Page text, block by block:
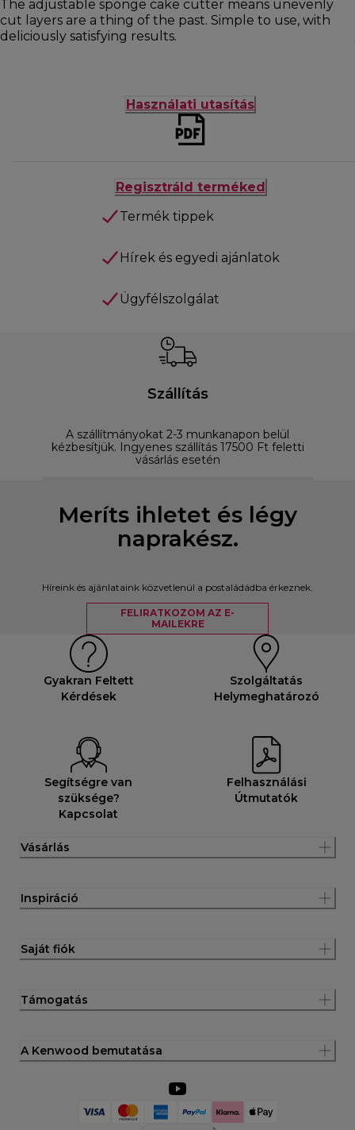
The adjustable sponge cake cutter means unevenly
cut layers are a thing of the past. Simple to use, with
deliciously satisfying results.
Használati utasítás
Regisztráld terméked
Termék tippek
Hírek és egyedi ajánlatok
Ügyfélszolgálat
Szállítás
A szállítmányokat 2-3 munkanapon belül
kézbesítjük. Ingyenes szállítás 17500 Ft feletti
vásárlás esetén
Meríts ihletet és légy
naprakész.
Híreink és ajánlataink közvetlenül a postaládádba érkeznek.
FELIRATKOZOM AZ E-
MAILEKRE
Gyakran Feltett
Kérdések
Szolgáltatás
Helymeghatározó
Segítségre van
szüksége?
Kapcsolat
Felhasználási
Útmutatók
Vásárlás
Inspiráció
Saját fiók
Támogatás
A Kenwood bemutatása